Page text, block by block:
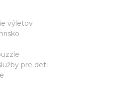
výletov
pre deti